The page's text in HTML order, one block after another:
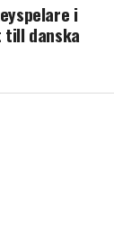
i
till danska